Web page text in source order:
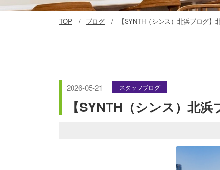
TOP ブログ 【SYNTH（シンス）北浜ブログ
2026-05-21 スタッフブログ
【SYNTH（シンス）北